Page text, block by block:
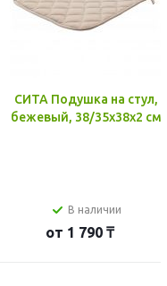
СИТА Подушка на стул,
бежевый, 38/35x38x2 см
В наличии
от 1 790 ₸